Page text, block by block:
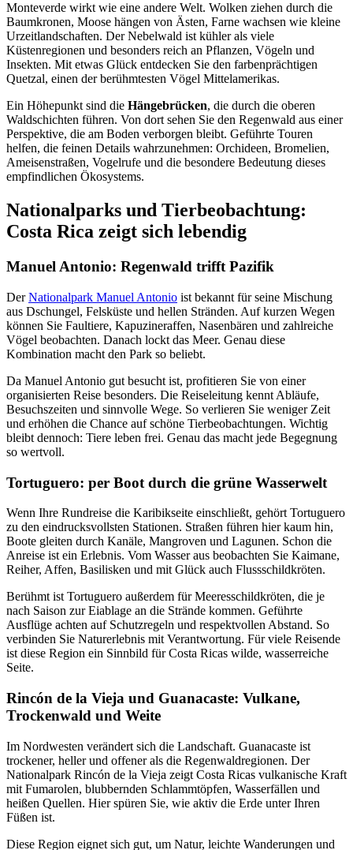
Monteverde wirkt wie eine andere Welt. Wolken ziehen durch die
Baumkronen, Moose hängen von Ästen, Farne wachsen wie kleine
Urzeitlandschaften. Der Nebelwald ist kühler als viele
Küstenregionen und besonders reich an Pflanzen, Vögeln und
Insekten. Mit etwas Glück entdecken Sie den farbenprächtigen
Quetzal, einen der berühmtesten Vögel Mittelamerikas.
Ein Höhepunkt sind die Hängebrücken, die durch die oberen
Waldschichten führen. Von dort sehen Sie den Regenwald aus einer
Perspektive, die am Boden verborgen bleibt. Geführte Touren
helfen, die feinen Details wahrzunehmen: Orchideen, Bromelien,
Ameisenstraßen, Vogelrufe und die besondere Bedeutung dieses
empfindlichen Ökosystems.
Nationalparks und Tierbeobachtung:
Costa Rica zeigt sich lebendig
Manuel Antonio: Regenwald trifft Pazifik
DerNationalpark Manuel Antonio ist bekannt für seine Mischung
aus Dschungel, Felsküste und hellen Stränden. Auf kurzen Wegen
können Sie Faultiere, Kapuzineraffen, Nasenbären und zahlreiche
Vögel beobachten. Danach lockt das Meer. Genau diese
Kombination macht den Park so beliebt.
Da Manuel Antonio gut besucht ist, profitieren Sie von einer
organisierten Reise besonders. Die Reiseleitung kennt Abläufe,
Besuchszeiten und sinnvolle Wege. So verlieren Sie weniger Zeit
und erhöhen die Chance auf schöne Tierbeobachtungen. Wichtig
bleibt dennoch: Tiere leben frei. Genau das macht jede Begegnung
so wertvoll.
Tortuguero: per Boot durch die grüne Wasserwelt
Wenn Ihre Rundreise die Karibikseite einschließt, gehört Tortuguero
zu den eindrucksvollsten Stationen. Straßen führen hier kaum hin,
Boote gleiten durch Kanäle, Mangroven und Lagunen. Schon die
Anreise ist ein Erlebnis. Vom Wasser aus beobachten Sie Kaimane,
Reiher, Affen, Basilisken und mit Glück auch Flussschildkröten.
Berühmt ist Tortuguero außerdem für Meeresschildkröten, die je
nach Saison zur Eiablage an die Strände kommen. Geführte
Ausflüge achten auf Schutzregeln und respektvollen Abstand. So
verbinden Sie Naturerlebnis mit Verantwortung. Für viele Reisende
ist diese Region ein Sinnbild für Costa Ricas wilde, wasserreiche
Seite.
Rincón de la Vieja und Guanacaste: Vulkane,
Trockenwald und Weite
Im Nordwesten verändert sich die Landschaft. Guanacaste ist
trockener, heller und offener als die Regenwaldregionen. Der
Nationalpark Rincón de la Vieja zeigt Costa Ricas vulkanische Kraft
mit Fumarolen, blubbernden Schlammtöpfen, Wasserfällen und
heißen Quellen. Hier spüren Sie, wie aktiv die Erde unter Ihren
Füßen ist.
Diese Region eignet sich gut, um Natur, leichte Wanderungen und